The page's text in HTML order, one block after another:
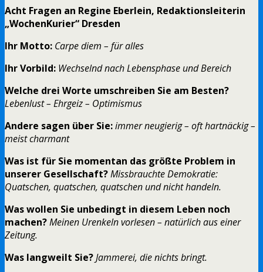
Acht Fragen an Regine Eberlein, Redaktionsleiterin
„WochenKurier“ Dresden
Ihr Motto: Carpe diem – für alles
Ihr Vorbild: Wechselnd nach Lebensphase und Bereich
Welche drei Worte umschreiben Sie am Besten?
Lebenlust – Ehrgeiz – Optimismus
Andere sagen über Sie:immer neugierig – oft hartnäckig –
meist charmant
Was ist für Sie momentan das größte Problem in
unserer Gesellschaft?Missbrauchte Demokratie:
Quatschen, quatschen, quatschen und nicht handeln.
Was wollen Sie unbedingt in diesem Leben noch
machen?Meinen Urenkeln vorlesen – natürlich aus einer
Zeitung.
Was langweilt Sie?Jammerei, die nichts bringt.